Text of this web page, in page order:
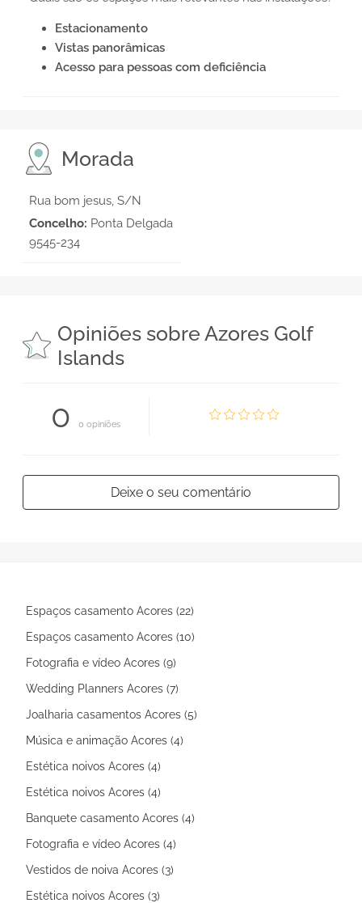
Estacionamento
Vistas panorâmicas
Acesso para pessoas com deficiência
Morada
Rua bom jesus, S/N
Concelho: Ponta Delgada
9545-234
Opiniões sobre Azores Golf
Islands
0 0 opiniões
Deixe o seu comentário
Espaços casamento Acores (22)
Espaços casamento Acores (10)
Fotografia e vídeo Acores (9)
Wedding Planners Acores (7)
Joalharia casamentos Acores (5)
Música e animação Acores (4)
Estética noivos Acores (4)
Estética noivos Acores (4)
Banquete casamento Acores (4)
Fotografia e vídeo Acores (4)
Vestidos de noiva Acores (3)
Estética noivos Acores (3)